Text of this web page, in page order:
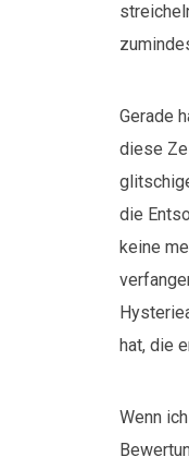
Gerade
diese
die
keine
hat, die
Wenn